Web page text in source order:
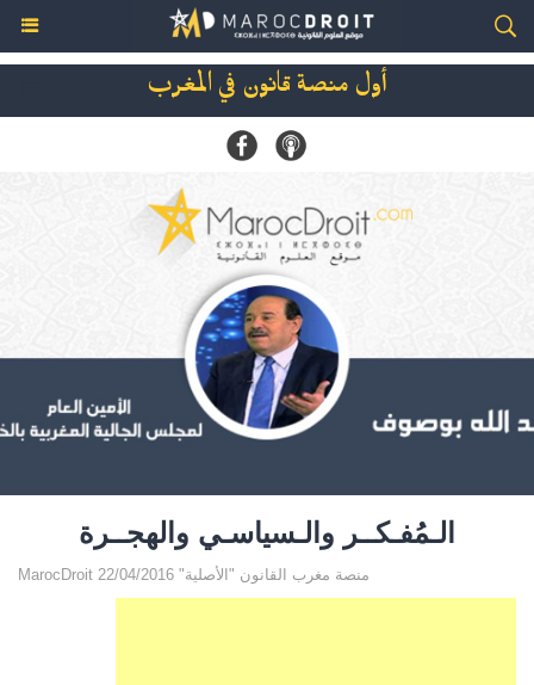
أول منصة قانون في المغرب
الـمُفـكــر والـسياسـي والهجــرة
MarocDroit منصة مغرب القانون "الأصلية" 22/04/2016